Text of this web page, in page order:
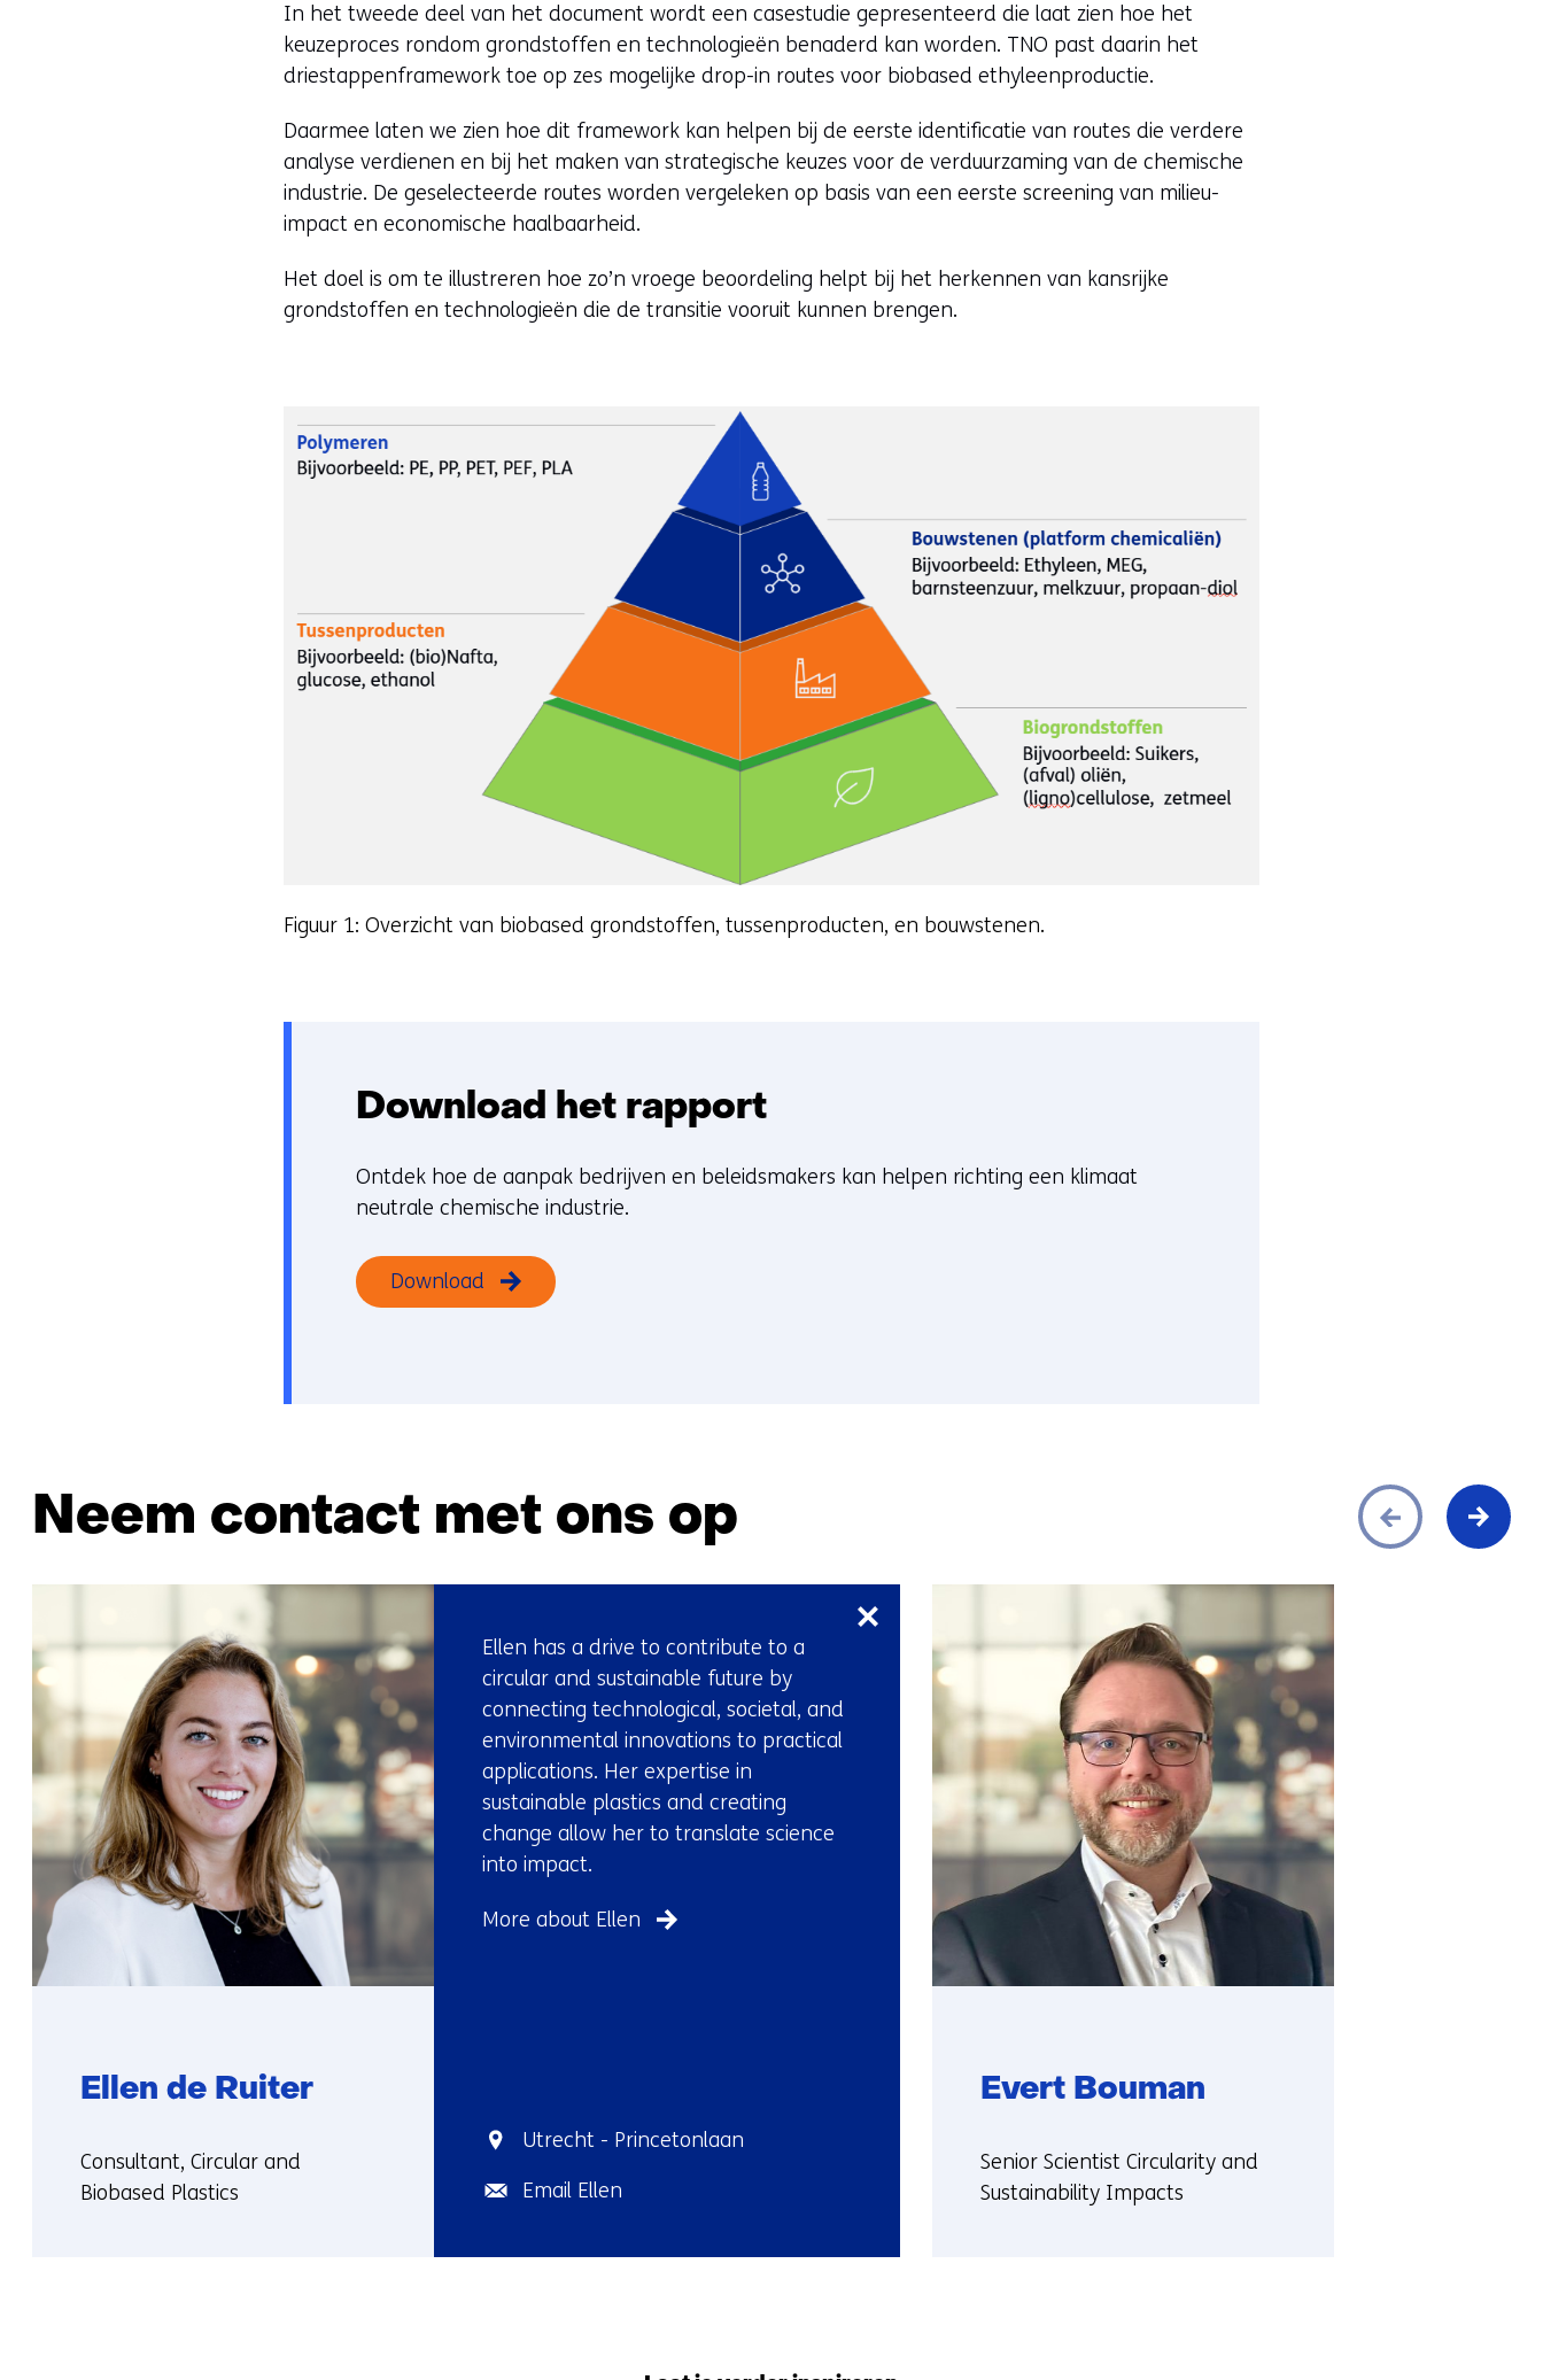
In het tweede deel van het document wordt een casestudie gepresenteerd die laat zien hoe het
keuzeproces rondom grondstoffen en technologieën benaderd kan worden. TNO past daarin het
driestappenframework toe op zes mogelijke drop-in routes voor biobased ethyleenproductie.
Daarmee laten we zien hoe dit framework kan helpen bij de eerste identificatie van routes die verdere
analyse verdienen en bij het maken van strategische keuzes voor de verduurzaming van de chemische
industrie. De geselecteerde routes worden vergeleken op basis van een eerste screening van milieu-
impact en economische haalbaarheid.
Het doel is om te illustreren hoe zo’n vroege beoordeling helpt bij het herkennen van kansrijke
grondstoffen en technologieën die de transitie vooruit kunnen brengen.
Figuur 1: Overzicht van biobased grondstoffen, tussenproducten, en bouwstenen.
Download het rapport
Ontdek hoe de aanpak bedrijven en beleidsmakers kan helpen richting een klimaat
neutrale chemische industrie.
Download
Neem contact met ons op
navigation
(Neem
contact
met
ons
Ellen de Ruiter
Functie:
Consultant, Circular and
Biobased Plastics
Ellen has a drive to contribute to a
circular and sustainable future by
connecting technological, societal, and
environmental innovations to practical
applications. Her expertise in
sustainable plastics and creating
change allow her to translate science
into impact.
More about Ellen
Standplaats:
Utrecht - Princetonlaan
Email:Email Ellen
Evert Bouman
Functie:
Senior Scientist Circularity and
Sustainability Impacts